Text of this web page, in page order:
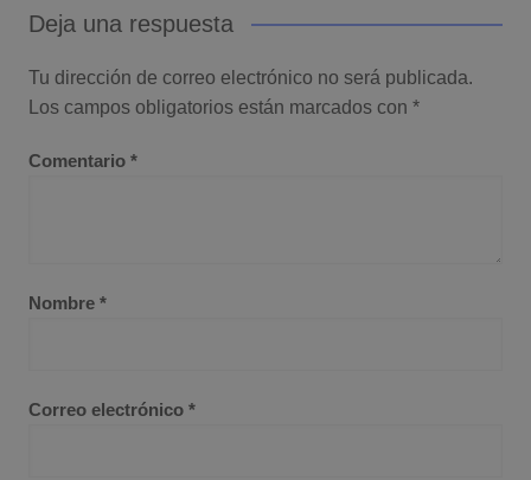
Deja una respuesta
Tu dirección de correo electrónico no será publicada.
Los campos obligatorios están marcados con *
Comentario *
Nombre *
Correo electrónico *